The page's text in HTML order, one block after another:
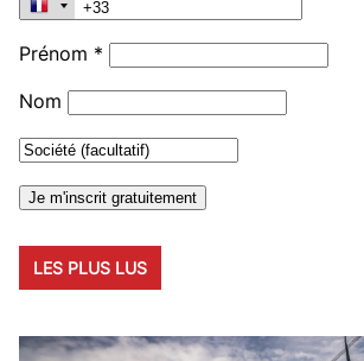
Prénom *
Nom
LES PLUS LUS